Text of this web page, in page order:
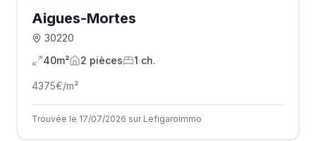
Aigues-Mortes
30220
40m²
2 pièces 1 ch.
4375€/m²
Trouvée le 17/07/2026 sur Lefigaroimmo